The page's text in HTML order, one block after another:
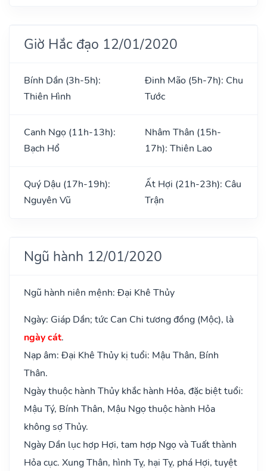
Giờ Hắc đạo 12/01/2020
Bính Dần (3h-5h):
Thiên Hình
Đinh Mão (5h-7h): Chu
Tước
Canh Ngọ (11h-13h):
Bạch Hổ
Nhâm Thân (15h-
17h): Thiên Lao
Quý Dậu (17h-19h):
Nguyên Vũ
Ất Hợi (21h-23h): Câu
Trận
Ngũ hành 12/01/2020
Ngũ hành niên mệnh: Đại Khê Thủy
Ngày: Giáp Dần; tức Can Chi tương đồng (Mộc), là
ngày cát.
Nạp âm: Đại Khê Thủy kị tuổi: Mậu Thân, Bính
Thân.
Ngày thuộc hành Thủy khắc hành Hỏa, đặc biệt tuổi:
Mậu Tý, Bính Thân, Mậu Ngọ thuộc hành Hỏa
không sợ Thủy.
Ngày Dần lục hợp Hợi, tam hợp Ngọ và Tuất thành
Hỏa cục. Xung Thân, hình Tỵ, hại Tỵ, phá Hợi, tuyệt